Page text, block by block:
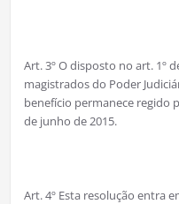
Art. 3º O disposto no art. 1º
magistrados do Poder
benefício permanece regido
de junho de 2015.
Art. 4º Esta resolução entra